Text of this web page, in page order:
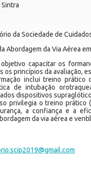
da Sociedade de
Abordagem da Via Aérea
capacitar os
os princípios da avaliação,
inclui treino prático
de intubação
dispositivos
privilegia o treino prático
a confiança e a
da via aérea e